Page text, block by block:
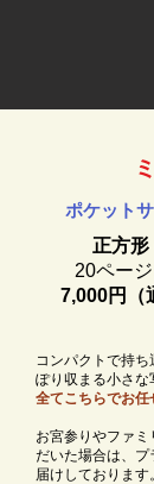
ポケット
正方形
​20ペー
7,000円（
コンパクトで持
ぽり収まる小さな
全てこちらでお任
お宮参りやファ
だいた場合は、プ
届けしております。